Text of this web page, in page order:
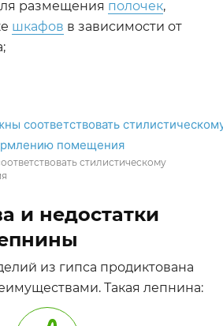
размещения полочек,
шкафов в зависимости от
стилистическому
и недостатки
из гипса продиктована
Такая лепнина: